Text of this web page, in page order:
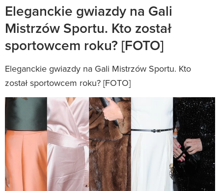
Eleganckie gwiazdy na Gali
Mistrzów Sportu. Kto został
sportowcem roku? [FOTO]
Eleganckie gwiazdy na Gali Mistrzów Sportu. Kto
został sportowcem roku? [FOTO]